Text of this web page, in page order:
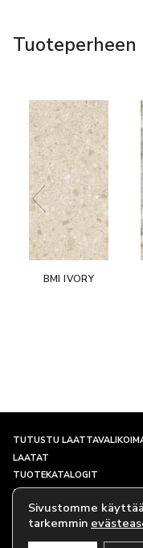
BMI IVORY
TUTUSTU
LAATAT
TUOTEKATALOGIT
SHOWROOM JA
TARINAMME
EVÄSTEKÄYTÄNTÖ
Sivustomme
tarkemmin